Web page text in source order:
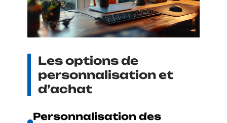
Les options de
personnalisation et
d’achat
Personnalisation des